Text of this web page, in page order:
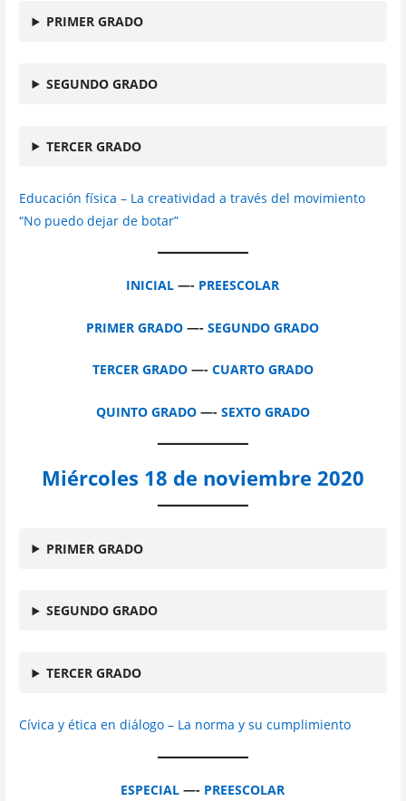
PRIMER GRADO
SEGUNDO GRADO
TERCER GRADO
Educación física – La creatividad a través del movimiento
“No puedo dejar de botar”
INICIAL—- PREESCOLAR
PRIMER GRADO —-SEGUNDO GRADO
TERCER GRADO—- CUARTO GRADO
QUINTO GRADO—- SEXTO GRADO
Miércoles 18 de noviembre 2020
PRIMER GRADO
SEGUNDO GRADO
TERCER GRADO
Cívica y ética en diálogo – La norma y su cumplimiento
ESPECIAL—- PREESCOLAR